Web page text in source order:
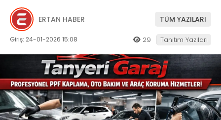
ERTAN HABER TÜM YAZILARI
Giriş: 24-01-2026 15:08 29 Tanıtım Yazıları